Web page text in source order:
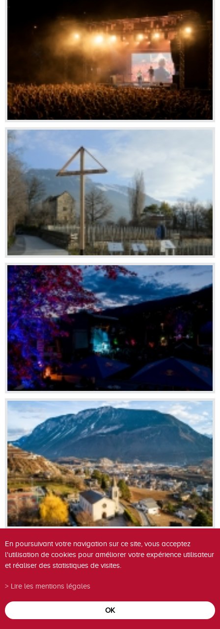
En poursuivant votre navigation sur ce site, vous acceptez
l'utilisation de cookies pour améliorer votre expérience utilisateur
et réaliser des statistiques de visites.
Lire les mentions légales
OK